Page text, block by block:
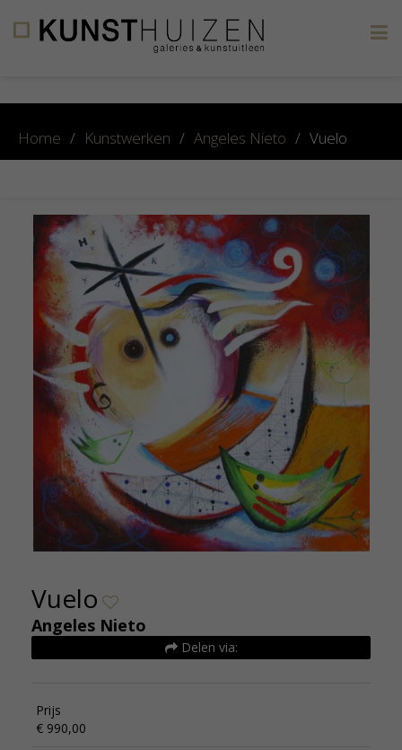
Home / Kunstwerken / Angeles Nieto / Vuelo
Vuelo
Angeles Nieto
Delen via:
Prijs
€ 990,00